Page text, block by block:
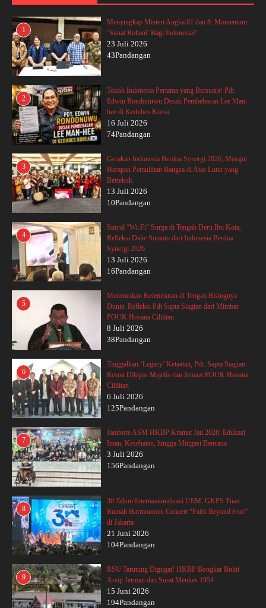
1
Menyingkap Misteri Angka 81 dan 8: Momentum
‘Sunat Rohani’ Bagi Indonesia?
23 Juli 2026
43Pandangan
2
Tokoh Indonesia Pertama yang Bersuara! Pdt.
Edwin Rondonuwu Desak Pembebasan Lee Man-
hee di Kedubes Korea
16 Juli 2026
74Pandangan
3
Gerakan Indonesia Berdoa Synergi 2026, Merajut
Harapan Pemulihan Bangsa di Atas Lutut yang
Bertekuk
13 Juli 2026
10Pandangan
4
Sinyal “Wi-Fi” Surga di Tengah Deru Ibu Kota,
Refleksi Dalie Sutanto dari Indonesia Berdoa
Synergi 2026
13 Juli 2026
16Pandangan
5
Menemukan Kelembutan di Tengah Bisingnya
Dunia: Refleksi Pdt Sapta Siagian dari Mimbar
POUK Hosana Cililitan
8 Juli 2026
38Pandangan
6
Tinggalkan ‘Legacy’ Ketaatan, Pdt. Sapta Siagian
Resmi Dilepas Majelis dan Jemaat POUK Hosana
Cililitan
6 Juli 2026
125Pandangan
7
Jambore ASM HKBP Kramat Jati 2026: Edukasi
Iman, Kesehatan, hingga Mitigasi Bencana
3 Juli 2026
156Pandangan
8
30 Tahun Internasionalisasi UEM, GKPS Tuan
Rumah Harmonious Concert “Faith Beyond Fear”
di Jakarta
21 Juni 2026
104Pandangan
9
RSU Tarutung Digugat! HKBP Bongkar Bukti
Arsip Jerman dan Surat Menkes 1954
15 Juni 2026
194Pandangan